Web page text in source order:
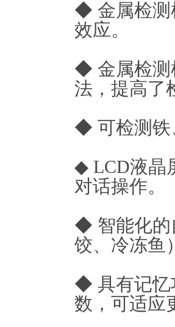
◆ 金属检测
效应。
◆ 金属检测
法，提高了
◆ 可检测铁
◆ LCD液晶
对话操作。
◆ 智能化的
饺、冷冻鱼
◆ 具有记忆
数，可适应